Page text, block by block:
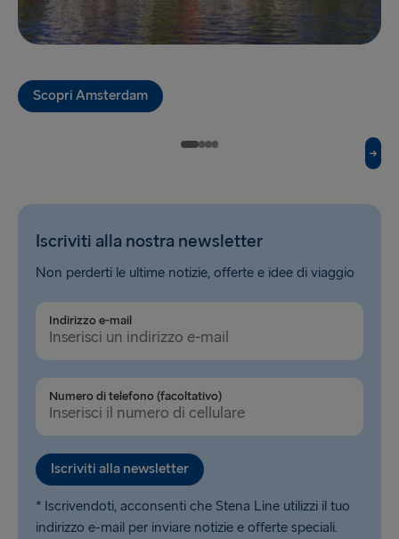
Hook of Holland → Harwich
Karlskrona → Gdynia
Kiel → Gothenburg
Trelleborg → Rostock
Travemünde → Liepāja
Scopri Amsterdam
Iscriviti alla nostra newsletter
Non perderti le ultime notizie, offerte e idee di viaggio
Indirizzo e-mail
Numero di telefono (facoltativo)
Iscriviti alla newsletter
* Iscrivendoti, acconsenti che Stena Line utilizzi il tuo
indirizzo e-mail per inviare notizie e offerte speciali.